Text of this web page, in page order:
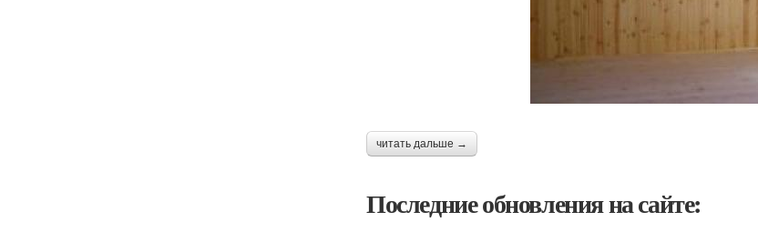
читать дальше →
Последние обновления на сайте: